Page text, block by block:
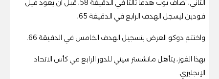
الثاني، أضاف بوب هدفًا ثالثًا في الدقيقة 58، قبل أن يعود فيل
فودين ليسجل الهدف الرابع في الدقيقة 65،
واختتم دوكو العرض بتسجيل الهدف الخامس في الدقيقة 66.
بهذا الفوز، يتأهل مانشستر سيتي للدور الرابع في كأس الاتحاد
الإنجليزي.